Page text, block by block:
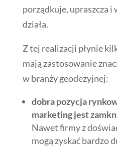
porządkuje, upraszcza i
działa.
Z tej realizacji płynie
mają zastosowanie
w branży geodezyjnej:
dobra pozycja
marketing jest
Nawet firmy z
mogą zyskać bardzo